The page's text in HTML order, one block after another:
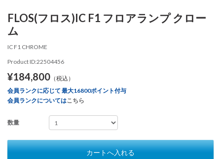
FLOS(フロス)IC F1 フロアランプ クロー
ム
IC F1 CHROME
Product ID:22504456
¥184,800 （税込）
会員ランクに応じて 最大16800ポイント付与
会員ランクについてはこちら
数量
カートへ入れる